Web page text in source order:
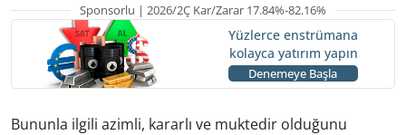
Sponsorlu | 2026/2Ç Kar/Zarar 17.84%-82.16%
Yüzlerce enstrümana
kolayca yatırım yapın
Denemeye Başla
Bununla ilgili azimli, kararlı ve muktedir olduğunu